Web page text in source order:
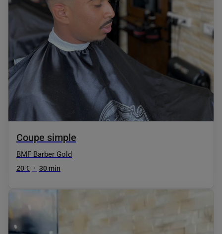
Coupe simple
BMF Barber Gold
20 € • 30 min